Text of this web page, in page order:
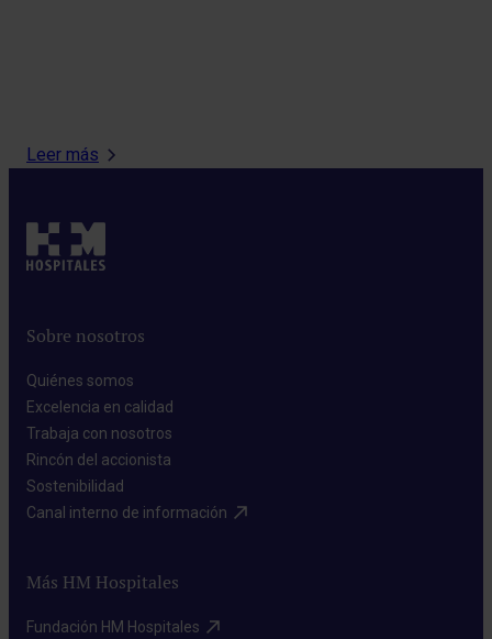
Leer más
Sobre nosotros
Quiénes somos​
Excelencia en calidad​
Trabaja con nosotros​
Rincón del accionista​
Sostenibilidad​
Canal interno de información​
Más HM Hospitales
Fundación HM Hospitales​